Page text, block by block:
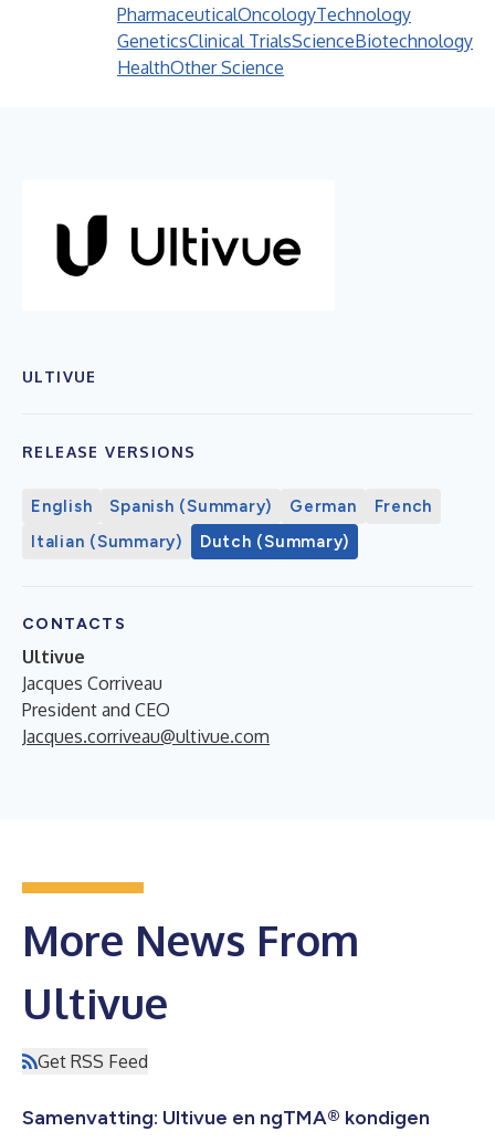
PharmaceuticalOncologyTechnology
GeneticsClinical TrialsScienceBiotechnology
HealthOther Science
ULTIVUE
RELEASE VERSIONS
English Spanish (Summary) German
French
Italian (Summary)
Dutch (Summary)
CONTACTS
Ultivue
Jacques Corriveau
President and CEO
Jacques.corriveau@ultivue.com
More News From
Ultivue
Get RSS Feed
Samenvatting: Ultivue en ngTMA® kondigen